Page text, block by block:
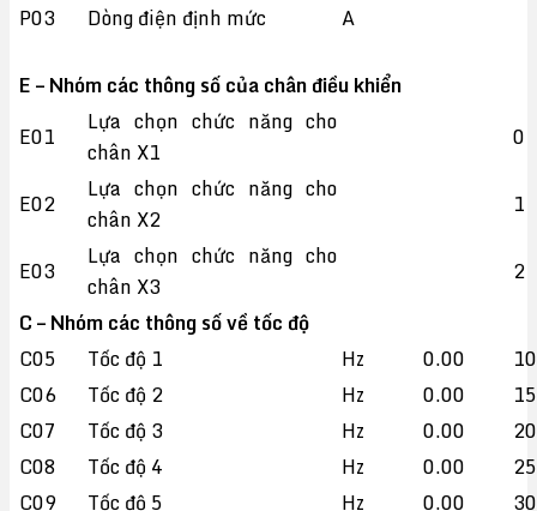
P03 Dòng điện định mức A
E – Nhóm các thông số của chân điều khiển
E01
Lựa chọn chức năng cho
chân X1
0
E02
Lựa chọn chức năng cho
chân X2
1
E03
Lựa chọn chức năng cho
chân X3
2
C – Nhóm các thông số về tốc độ
C05
Tốc độ 1 Hz 0.00
10
C06
Tốc độ 2 Hz 0.00
15
C07
Tốc độ 3 Hz 0.00
20
C08
Tốc độ 4 Hz 0.00
25
C09
Tốc độ 5 Hz 0.00
30